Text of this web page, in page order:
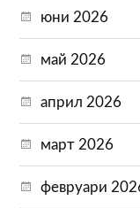
юни 2026
май 2026
април 2026
март 2026
февруари